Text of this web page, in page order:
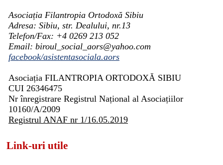
Asociația Filantropia Ortodoxă Sibiu
Adresa: Sibiu, str. Dealului, nr.13
Telefon/Fax: +4 0269 213 052
Email: biroul_social_aors@yahoo.com
facebook/asistentasociala.aors
Asociația FILANTROPIA ORTODOXĂ SIBIU
CUI 26346475
Nr înregistrare Registrul Național al Asociațiilor
10160/A/2009
Registrul ANAF nr 1/16.05.2019
Link-uri utile